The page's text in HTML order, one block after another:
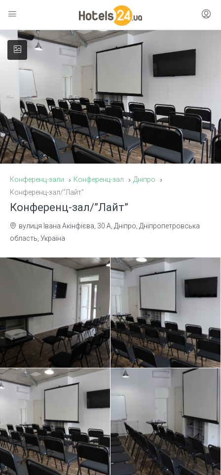
Конференц-зали Конференц-зал
Дніпро
Конференц-зал/”Лайт”
Конференц-зал/”Лайт”
вулиця Івана Акінфієва, 30 А, Дніпро, Дніпропетровська
область, Україна